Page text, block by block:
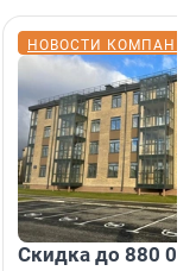
НОВОСТИ
Скидка до 880